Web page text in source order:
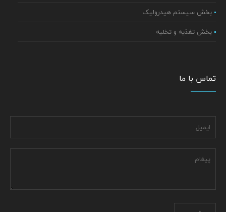
بخش سیستم هیدرولیک
بخش تغذیه و تخلیه
تماس با ما